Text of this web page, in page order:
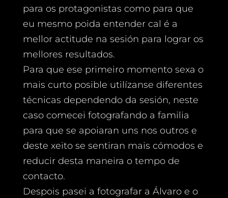
para os protagonistas como para que
eu mesmo poida entender cal é a
mellor actitude na sesión para lograr os
mellores resultados.
Para que ese primeiro momento sexa o
mais curto posible utilízanse diferentes
técnicas dependendo da sesión, neste
caso comecei fotografando a familia
para que se apoiaran uns nos outros e
deste xeito se sentiran mais cómodos e
reducir desta maneira o tempo de
contacto.
Despois pasei a fotografar a Álvaro e o